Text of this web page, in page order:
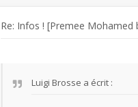
Re: Infos ! [Premee
Luigi Brosse a écrit :